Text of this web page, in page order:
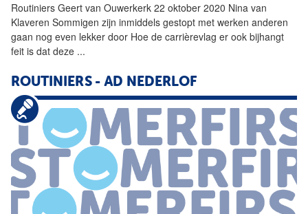
Routiniers Geert van Ouwerkerk 22 oktober 2020 Nina van
Klaveren Sommigen zijn inmiddels gestopt met werken anderen
gaan nog even lekker door Hoe de carrièrevlag er ook bijhangt
feit is dat deze ...
ROUTINIERS- AD NEDERLOF